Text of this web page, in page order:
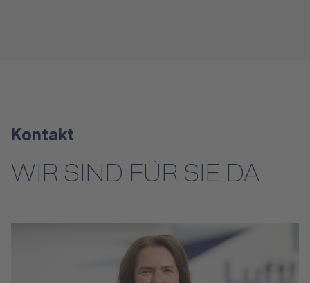
Kontakt
WIR SIND FÜR SIE DA